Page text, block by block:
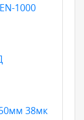
1000
38мк